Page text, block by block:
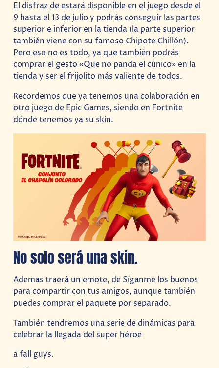
El disfraz de estará disponible en el juego desde el
9 hasta el 13 de julio y podrás conseguir las partes
superior e inferior en la tienda (la parte superior
también viene con su famoso Chipote Chillón).
Pero eso no es todo, ya que también podrás
comprar el gesto «Que no panda el cúnico» en la
tienda y ser el frijolito más valiente de todos.
Recordemos que ya tenemos una colaboración en
otro juego de Epic Games, siendo en Fortnite
dónde tenemos ya su skin.
No solo será una skin.
Ademas traerá un emote, de Síganme los buenos
para compartir con tus amigos, aunque también
puedes comprar el paquete por separado.
También tendremos una serie de dinámicas para
celebrar la llegada del super héroe
a fall guys.